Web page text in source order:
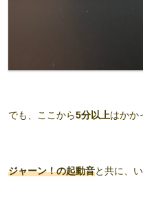
でも、ここから5分以上はかか
ジャーン！の起動音と共に、